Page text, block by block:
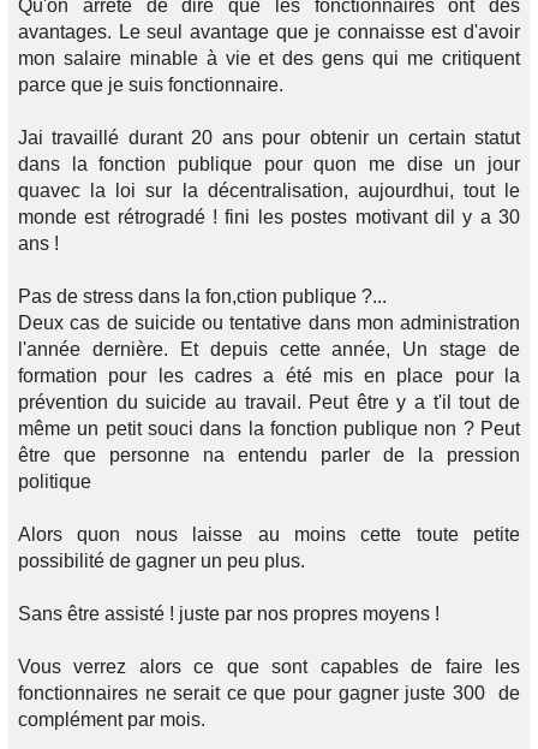
Qu'on arrête de dire que les fonctionnaires ont des
avantages. Le seul avantage que je connaisse est d'avoir
mon salaire minable à vie et des gens qui me critiquent
parce que je suis fonctionnaire.
Jai travaillé durant 20 ans pour obtenir un certain statut
dans la fonction publique pour quon me dise un jour
quavec la loi sur la décentralisation, aujourdhui, tout le
monde est rétrogradé ! fini les postes motivant dil y a 30
ans !
Pas de stress dans la fon,ction publique ?...
Deux cas de suicide ou tentative dans mon administration
l'année dernière. Et depuis cette année, Un stage de
formation pour les cadres a été mis en place pour la
prévention du suicide au travail. Peut être y a t'il tout de
même un petit souci dans la fonction publique non ? Peut
être que personne na entendu parler de la pression
politique
Alors quon nous laisse au moins cette toute petite
possibilité de gagner un peu plus.
Sans être assisté ! juste par nos propres moyens !
Vous verrez alors ce que sont capables de faire les
fonctionnaires ne serait ce que pour gagner juste 300  de
complément par mois.